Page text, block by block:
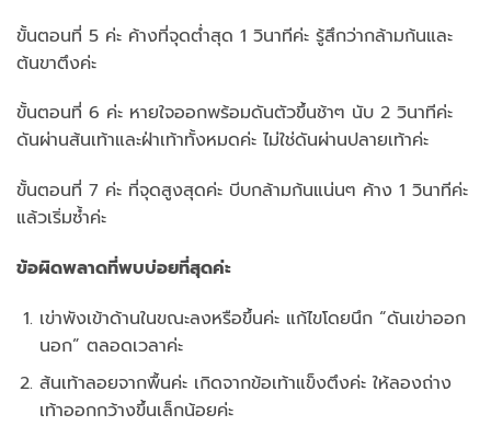
ขั้นตอนที่ 5 ค่ะ ค้างที่จุดต่ำสุด 1 วินาทีค่ะ รู้สึกว่ากล้ามก้นและ
ต้นขาตึงค่ะ
ขั้นตอนที่ 6 ค่ะ หายใจออกพร้อมดันตัวขึ้นช้าๆ นับ 2 วินาทีค่ะ
ดันผ่านส้นเท้าและฝ่าเท้าทั้งหมดค่ะ ไม่ใช่ดันผ่านปลายเท้าค่ะ
ขั้นตอนที่ 7 ค่ะ ที่จุดสูงสุดค่ะ บีบกล้ามก้นแน่นๆ ค้าง 1 วินาทีค่ะ
แล้วเริ่มซ้ำค่ะ
ข้อผิดพลาดที่พบบ่อยที่สุดค่ะ
เข่าพังเข้าด้านในขณะลงหรือขึ้นค่ะ แก้ไขโดยนึก “ดันเข่าออก
นอก” ตลอดเวลาค่ะ
ส้นเท้าลอยจากพื้นค่ะ เกิดจากข้อเท้าแข็งตึงค่ะ ให้ลองถ่าง
เท้าออกกว้างขึ้นเล็กน้อยค่ะ